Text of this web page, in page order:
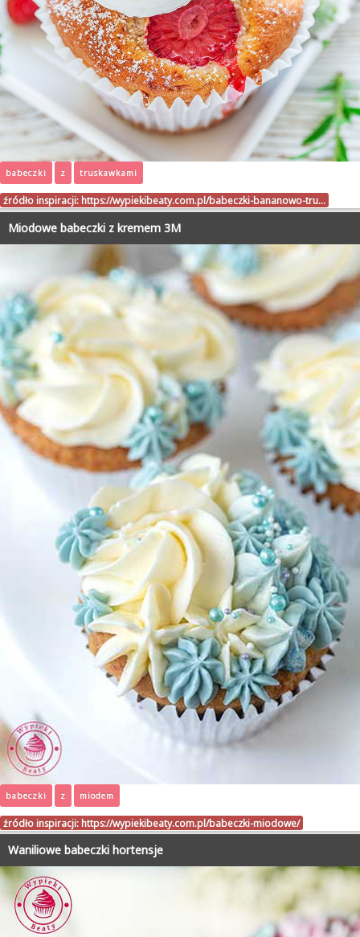
babeczki z truskawkami
źródło inspiracji: https://wypiekibeaty.com.pl/babeczki-bananowo-tru…
Miodowe babeczki z kremem 3M
babeczki z miodem
źródło inspiracji: https://wypiekibeaty.com.pl/babeczki-miodowe/
Waniliowe babeczki hortensje